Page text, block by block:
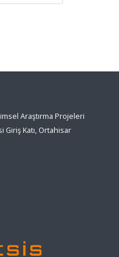
Araştırma Projeleri
Giriş Katı, Ortahisar